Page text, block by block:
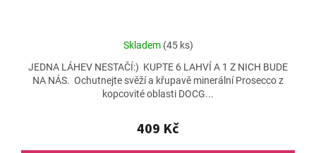
Průměrné
produktu
je
5,0
5
hvězdiček.
Skladem (45 ks)
409 Kč
JEDNA LÁHEV NESTAČÍ:) KUPTE 6 LAHVÍ A 1 Z NICH BUDE
NA NÁS. Ochutnejte svěží a křupavě minerální Prosecco z
kopcovité oblasti DOCG...